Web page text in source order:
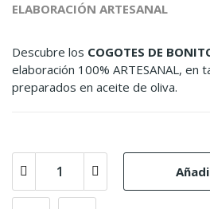
ELABORACIÓN ARTESANAL
Descubre los COGOTES DE
elaboración 100% ARTESANAL, en
preparados en aceite de oliva.